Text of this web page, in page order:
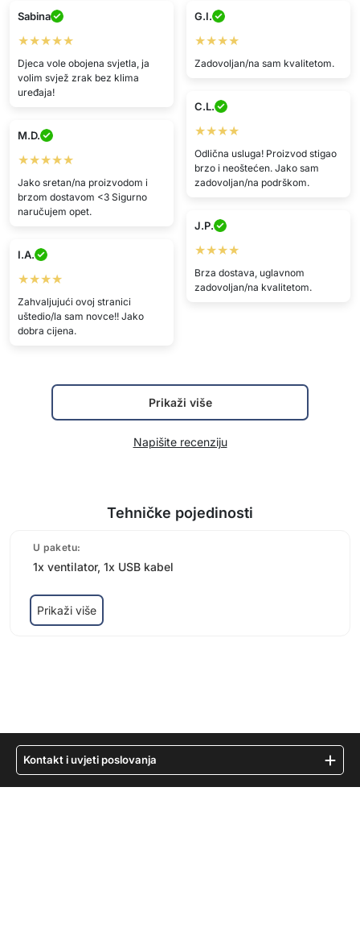
Sabina
★★★★★
Djeca vole obojena svjetla, ja
volim svjež zrak bez klima
uređaja!
G.I.
★★★★
Zadovoljan/na sam kvalitetom.
C.L.
★★★★
Odlična usluga! Proizvod stigao
brzo i neoštećen. Jako sam
zadovoljan/na podrškom.
M.D.
★★★★★
Jako sretan/na proizvodom i
brzom dostavom <3 Sigurno
naručujem opet.
J.P.
★★★★
Brza dostava, uglavnom
zadovoljan/na kvalitetom.
I.A.
★★★★
Zahvaljujući ovoj stranici
uštedio/la sam novce!! Jako
dobra cijena.
Prikaži više
Napišite recenziju
Tehničke pojedinosti
U paketu:
1x ventilator, 1x USB kabel
Prikaži više
Kontakt i uvjeti poslovanja